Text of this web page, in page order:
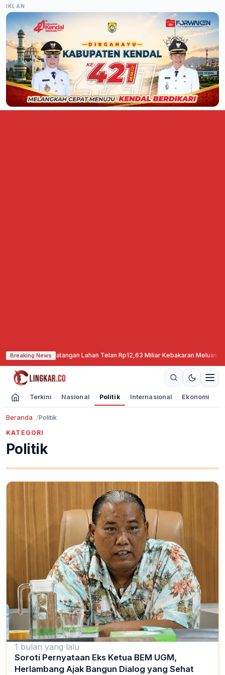
IKLAN
Breaking News
Lahan Telan Rp12,63 Miliar·Kebakaran Meluas, TNBTS Tutup
Terkini Nasional Politik Internasional Ekonomi
Beranda Politik
KATEGORI
Politik
1 bulan yang lalu
Soroti Pernyataan Eks Ketua BEM UGM,
Herlambang Ajak Bangun Dialog yang Sehat